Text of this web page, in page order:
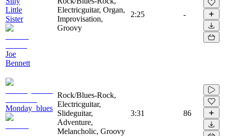
Little
Sister
Joe
Bennett
Electricguitar, Organ,
Improvisation,
Groovy
2:25 -
Monday_blues
Rock/Blues-Rock,
Electricguitar,
Slideguitar,
Adventure,
Melancholic, Groovy
3:31 86